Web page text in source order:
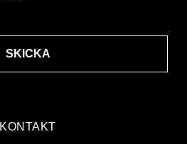
KONTAKT
SKICKA